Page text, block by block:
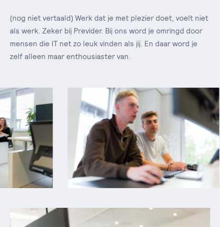
(nog niet vertaald) Werk dat je met plezier doet, voelt niet
als werk. Zeker bij Previder. Bij ons word je omringd door
mensen die IT net zo leuk vinden als jij. En daar word je
zelf alleen maar enthousiaster van.